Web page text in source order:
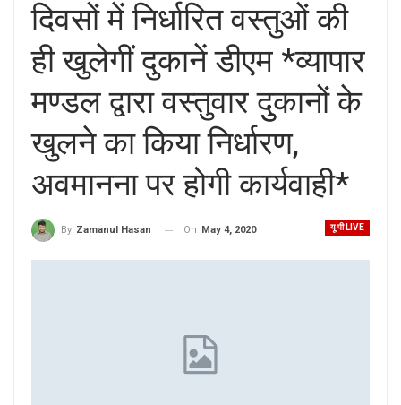
दिवसों में निर्धारित वस्तुओं की
ही खुलेगीं दुकानें डीएम *व्यापार
मण्डल द्वारा वस्तुवार दुुकानों के
खुलने का किया निर्धारण,
अवमानना पर होगी कार्यवाही*
यू पी LIVE
By Zamanul Hasan On May 4, 2020